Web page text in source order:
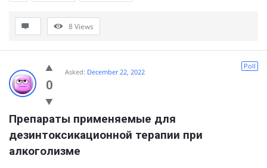
8Views
0
Poll
Asked: December 22, 2022
Препараты применяемые для
дезинтоксикационной терапии при
алкоголизме